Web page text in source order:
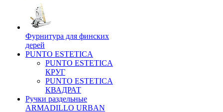
Фурнитура для финских
дерей
PUNTO ESTETICA
PUNTO ESTETICA
КРУГ
PUNTO ESTETICA
КВАДРАТ
Ручки раздельные
ARMADILLO URBAN